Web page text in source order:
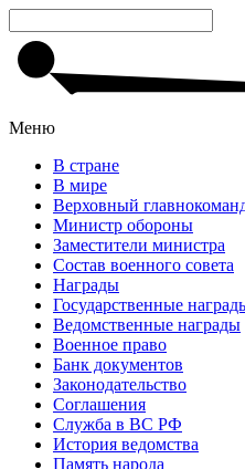
Меню
В стране
В мире
Верховный
Министр обороны
Заместители министра
Состав военного совета
Награды
Государственные
Ведомственные награды
Военное право
Банк документов
Законодательство
Соглашения
Служба в ВС РФ
История ведомства
Память народа